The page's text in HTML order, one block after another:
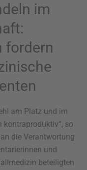
im
fordern
am Platz und im
kontraproduktiv“, so
die Verantwortung
und
beteiligten